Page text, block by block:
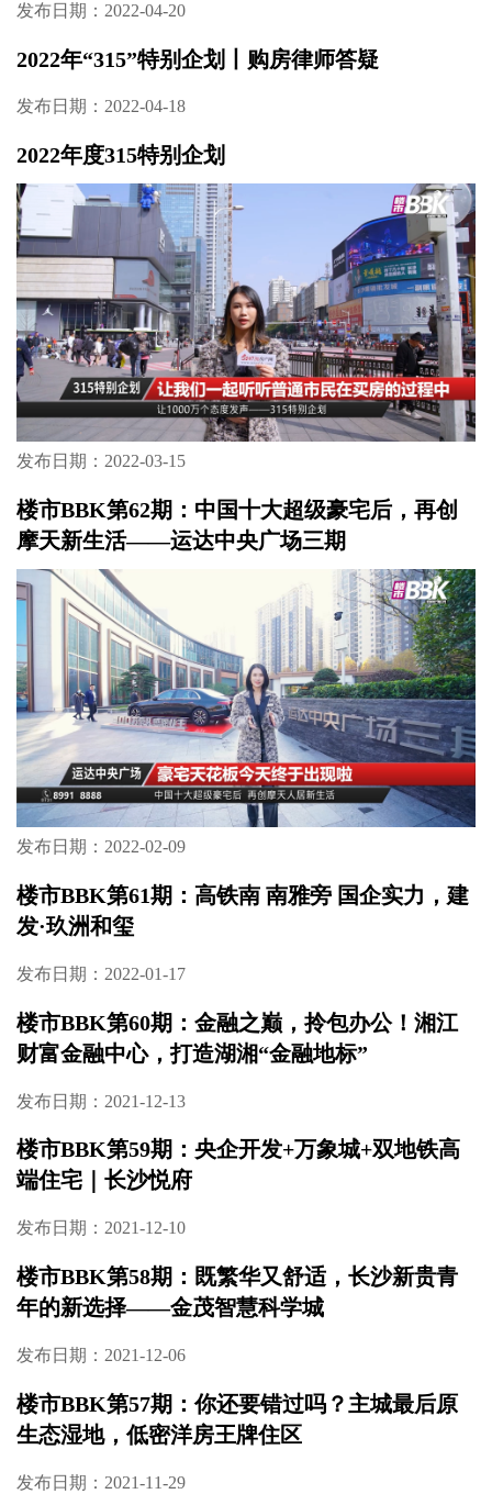
发布日期：2022-04-28
疫时代 新人居丨物业公司守护着你居家防疫
的“最后一百米”
发布日期：2022-04-24
楼市BBK第63期：滨江金融中心 伴山低密小洋
楼｜轨道中建麓江府
发布日期：2022-04-20
2022年“315”特别企划丨购房律师答疑
发布日期：2022-04-18
2022年度315特别企划
发布日期：2022-03-15
楼市BBK第62期：中国十大超级豪宅后，再创
摩天新生活——运达中央广场三期
发布日期：2022-02-09
楼市BBK第61期：高铁南 南雅旁 国企实力，建
发·玖洲和玺
发布日期：2022-01-17
楼市BBK第60期：金融之巅，拎包办公！湘江
财富金融中心，打造湖湘“金融地标”
发布日期：2021-12-13
楼市BBK第59期：央企开发+万象城+双地铁高
端住宅｜长沙悦府
发布日期：2021-12-10